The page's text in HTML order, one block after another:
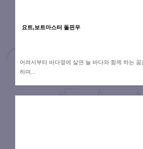
요트,보트마스터 돌핀우
어려서부터 바다옆에 살면 늘 바다와 함께 하는
하며...